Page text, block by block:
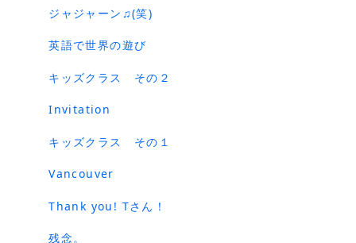
ジャジャーン♫(笑)
英語で世界の遊び
キッズクラス その２
Invitation
キッズクラス その１
Vancouver
Thank you! Tさん！
残念。